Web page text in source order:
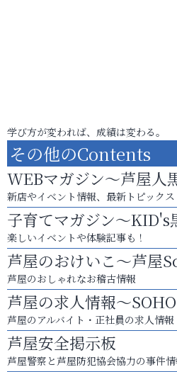
学び方が変われば、成績は変わる。
その他のContents
WEBマガジン～芦屋人
新店やイベント情報、最新トピックス
子育てマガジン～KID's
楽しいイベントや体験記事も！
芦屋のおけいこ～芦屋
芦屋のおしゃれなお稽古情報
芦屋の求人情報～
芦屋のアルバイト・正社員の求人情報
芦屋安全掲示板
芦屋警察と芦屋防犯協会協力の事件